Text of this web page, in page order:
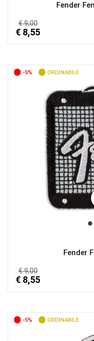
Fender
€ 9,00
€ 8,55
-5% ORDINABILE
Fender
€ 9,00
€ 8,55
-5% ORDINABILE